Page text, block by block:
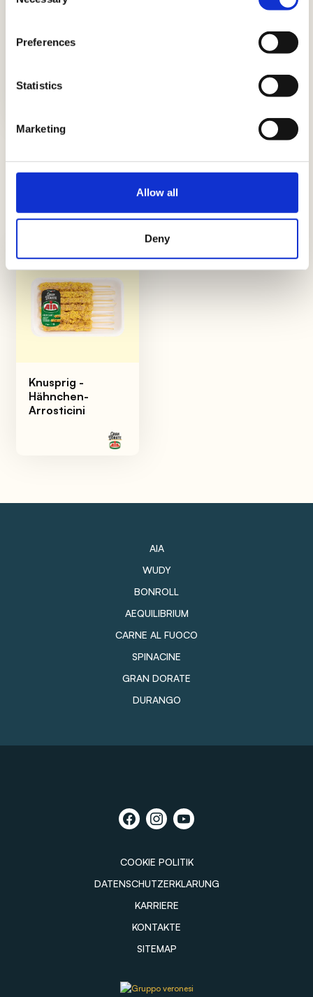
Preferences
Statistics
Marketing
Allow all
Deny
Gemüsewürfeln
Aus derselben Serie
Serie
Knusprig -
Hähnchen-
Arrosticini
AIA
WUDY
BONROLL
AEQUILIBRIUM
CARNE AL FUOCO
SPINACINE
GRAN DORATE
DURANGO
COOKIE POLITIK
DATENSCHUTZERKLARUNG
KARRIERE
KONTAKTE
SITEMAP